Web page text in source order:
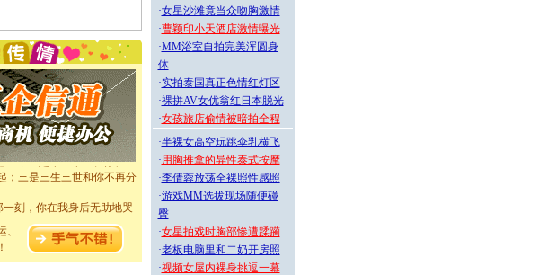
想起你,而是这样的日子才
诞要快乐!新年要快乐!天
这个特别的日子里,愿幸福,
愿与你同在.圣诞快乐!
你我要充电；没有你我会
事业，抱你是我特长，吻
年快乐
，一是今生今世和你在一
三是三生三世和你不再分
刻，你在我身后无助地哭
你。我转身抱住你：这猪不
盒伴身边，每日尽显开心
人生需尽欢！听一曲轻歌，
·女星沙滩竟当众吻胸激情
·曹颖印小天酒店激情曝光
·MM浴室自拍完美浑圆身
体
·实拍泰国真正色情红灯区
·裸拼AV女优翁红日本脱光
·女孩旅店偷情被暗拍全程
·半裸女高空玩跳伞乳横飞
·用胸推拿的异性泰式按摩
·李倩蓉放荡全裸照性感照
·游戏MM选拔现场随便碰
臀
·女星拍戏时胸部惨遭蹂躏
·老板电脑里和二奶开房照
·视频女屋内裸身挑逗一幕